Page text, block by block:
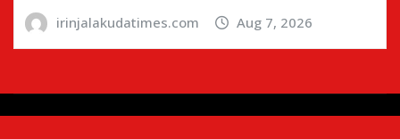
irinjalakudatimes.com Aug 7, 2026